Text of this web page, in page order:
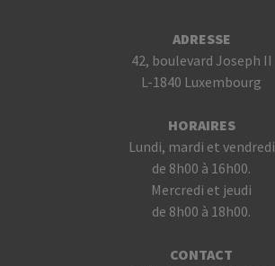
ADRESSE
42, boulevard Joseph II
L-1840 Luxembourg
HORAIRES
Lundi, mardi et vendredi
de 8h00 à 16h00.
Mercredi et jeudi
de 8h00 à 18h00.
CONTACT